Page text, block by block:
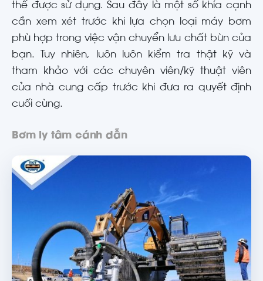
thể được sử dụng. Sau đây là một số khía cạnh
cần xem xét trước khi lựa chọn loại máy bơm
phù hợp trong việc vận chuyển lưu chất bùn của
bạn. Tuy nhiên, luôn luôn kiểm tra thật kỹ và
tham khảo với các chuyên viên/kỹ thuật viên
của nhà cung cấp trước khi đưa ra quyết định
cuối cùng.
Bơm ly tâm cánh dẫn